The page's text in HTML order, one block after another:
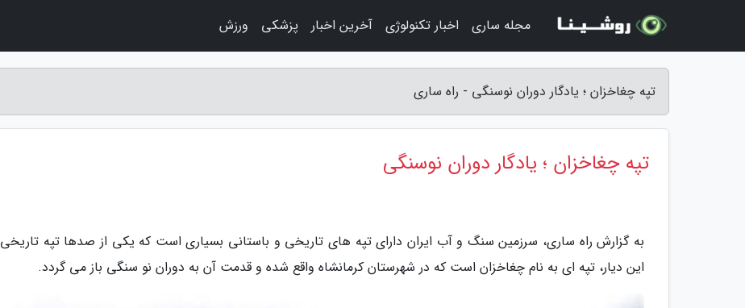
تپه چغاخزان ؛ یادگار دوران نوسنگی - راه ساری
تپه چغاخزان ؛ یادگار دوران نوسنگی
به گزارش راه ساری، سرزمین سنگ و آب ایران دارای تپه های تاریخی و باستانی بسیاری است که یکی از صدها تپه تاریخی
این دیار، تپه ای به نام چغاخزان است که در شهرستان کرمانشاه واقع شده و قدمت آن به دوران نو سنگی باز می گردد.
مجله ساری اخبار تکنولوژی آخرین اخبار پزشکی ورزش